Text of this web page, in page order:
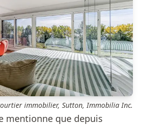
immobilier, Sutton, Immobilia Inc.
mentionne que depuis